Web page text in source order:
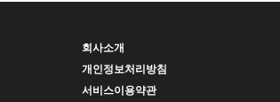
회사소개
개인정보처리방침
서비스이용약관